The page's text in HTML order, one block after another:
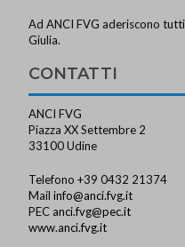
Ad ANCI FVG aderiscono
Giulia.
CONTATTI
ANCI FVG
Piazza XX Settembre 2
33100 Udine
Telefono +39 0432 21374
Mailinfo@anci.fvg.it
PEC anci.fvg@pec.it
www.anci.fvg.it